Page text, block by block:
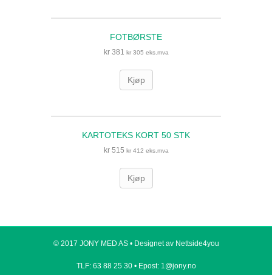
FOTBØRSTE
kr381 kr305 eks.mva
Kjøp
KARTOTEKS KORT 50 STK
kr515 kr412 eks.mva
Kjøp
© 2017 JONY MED AS • Designet av Nettside4you
TLF: 63 88 25 30 • Epost: 1@jony.no